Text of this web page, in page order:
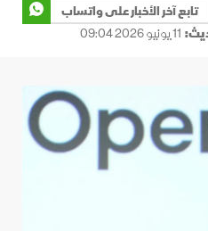
تابع آخر الأخبار على واتساب
11 يونيو 2026 09:04